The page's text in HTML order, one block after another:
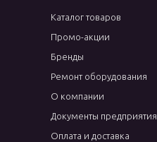
Каталог товаров
Промо-акции
Бренды
Ремонт оборудования
О компании
Документы предприятия
Оплата и доставка